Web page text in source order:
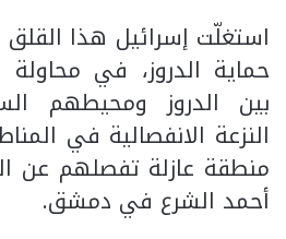
استغلّت إسرائيل هذا
حماية الدروز، في
بين الدروز ومحيطهم
النزعة الانفصالية في
منطقة عازلة تفصلهم عن
أحمد الشرع في دمشق.